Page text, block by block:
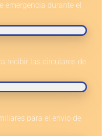
emergencia durante el
recibir las circulares de
para el envio de